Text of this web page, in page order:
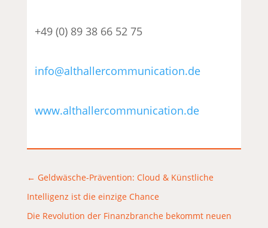
+49 (0) 89 38 66 52 75
info@althallercommunication.de
www.althallercommunication.de
← Geldwäsche-Prävention: Cloud & Künstliche
Intelligenz ist die einzige Chance
Die Revolution der Finanzbranche bekommt neuen